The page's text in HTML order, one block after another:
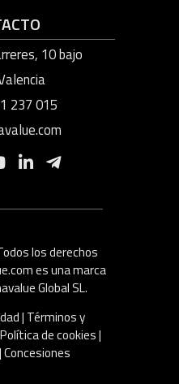
10 bajo
237 015
los derechos
es una marca
Global SL.
| Términos y
Política de cookies|
|Concesiones